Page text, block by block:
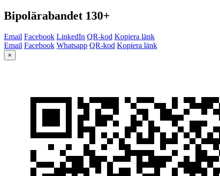
Bipolärabandet 130+
Email Facebook LinkedIn QR-kod Kopiera länk
Email Facebook Whatsapp QR-kod Kopiera länk
×